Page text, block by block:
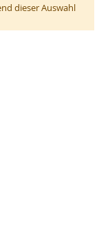
dieser Auswahl